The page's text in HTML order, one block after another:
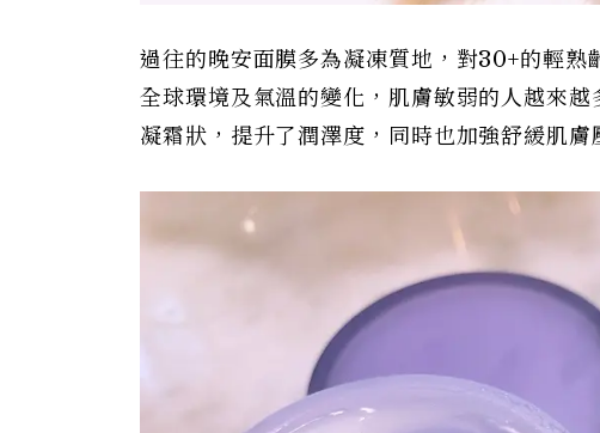
過往的晚安面膜多為凝凍質地，對30+的輕
全球環境及氣溫的變化，肌膚敏弱的人越來
凝霜狀，提升了潤澤度，同時也加強舒緩肌膚